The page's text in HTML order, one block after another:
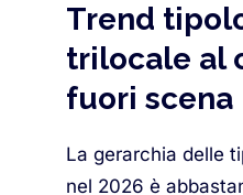
Trend
trilocale al
fuori scena
La gerarchia delle
nel 2026 è